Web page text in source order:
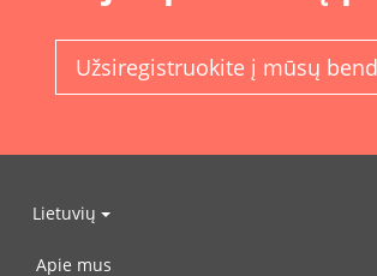
Užsiregistruokite į mūsų
Lietuvių
Apie mus